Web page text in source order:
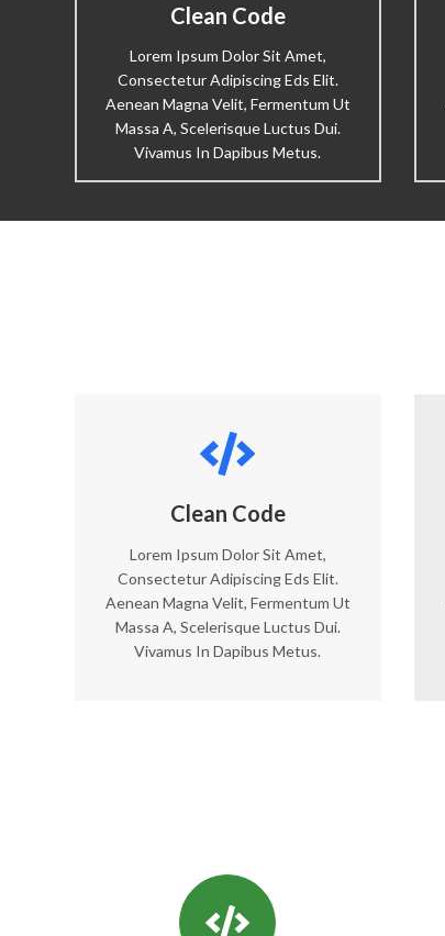
Clean Code
Lorem Ipsum Dolor Sit Amet,
Consectetur Adipiscing Eds Elit.
Aenean Magna Velit, Fermentum Ut
Massa A, Scelerisque Luctus Dui.
Vivamus In Dapibus Metus.
Clean Code
Lorem Ipsum Dolor Sit Amet,
Consectetur Adipiscing Eds Elit.
Aenean Magna Velit, Fermentum Ut
Massa A, Scelerisque Luctus Dui.
Vivamus In Dapibus Metus.